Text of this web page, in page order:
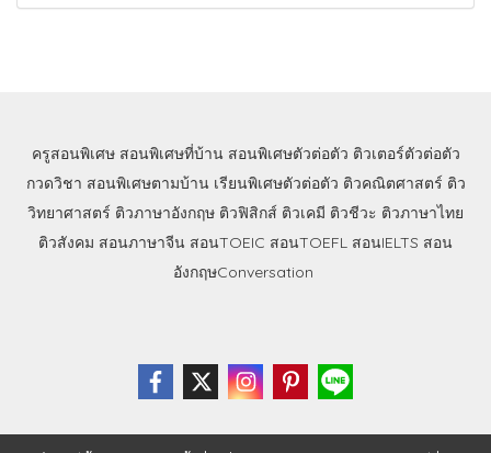
ครูสอนพิเศษ สอนพิเศษที่บ้าน สอนพิเศษตัวต่อตัว ติวเตอร์ตัวต่อตัว
กวดวิชา สอนพิเศษตามบ้าน เรียนพิเศษตัวต่อตัว ติวคณิตศาสตร์ ติว
วิทยาศาสตร์ ติวภาษาอังกฤษ ติวฟิสิกส์ ติวเคมี ติวชีวะ ติวภาษาไทย
ติวสังคม สอนภาษาจีน สอนTOEIC สอนTOEFL สอนIELTS สอน
อังกฤษConversation